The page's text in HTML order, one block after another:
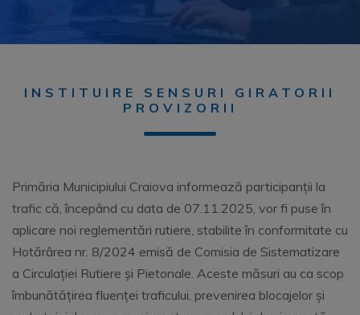
INSTITUIRE SENSURI GIRATORII
PROVIZORII
Primăria Municipiului Craiova informează participanții la
trafic că, începând cu data de 07.11.2025, vor fi puse în
aplicare noi reglementări rutiere, stabilite în conformitate cu
Hotărârea nr. 8/2024 emisă de Comisia de Sistematizare
a Circulației Rutiere și Pietonale. Aceste măsuri au ca scop
îmbunătățirea fluenței traficului, prevenirea blocajelor și